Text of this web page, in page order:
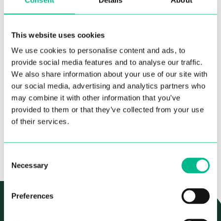
This website uses cookies
We use cookies to personalise content and ads, to
provide social media features and to analyse our traffic.
We also share information about your use of our site with
our social media, advertising and analytics partners who
may combine it with other information that you’ve
provided to them or that they’ve collected from your use
of their services.
Selection
Necessary
Preferences
Cocina equipada, a compartir con entre 3 y 5
Cuenta con lavavajillas, horno, microondas,
frigorífico con congelador, lavadora y
secadora.
Cama doble y canapé con espacio de
almacenaje
Armario empotrado
INFORMACIÓN SOBRE LAS RESERVAS
Fianza – 1 mes de alquiler
Estancia mínima de 3 meses
Los precios varían según la duración de la
de que se desee cancelar la estancia
PRECIOS DESDE
1070€ /mes
GASTOS Y
INCLUIDOS
BARRIO AUTÉNTICO, CAUTIVADOR Y REBOSANTE DE